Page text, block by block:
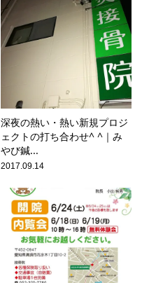
深夜の熱い・熱い新規プロジ
ェクトの打ち合わせ^ ^｜み
やび鍼...
2017.09.14